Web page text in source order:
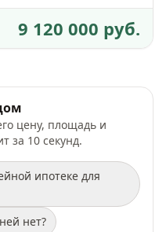
9 120 000 руб.
цену, площадь и
за 10 секунд.
ипотеке для
нет?